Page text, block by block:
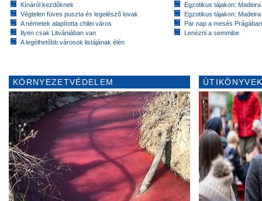
Kínáról kezdőknek
Végtelen füves puszta és legelésző lovak
A németek alapította chilei város
Ilyen csak Litvániában van
A legélhetőbb városok listájának élén
Egzotikus tájakon:
Egzotikus tájakon:
Pár nap a mesés Prágában
Lenézni a semmibe
KÖRNYEZETVÉDELEM